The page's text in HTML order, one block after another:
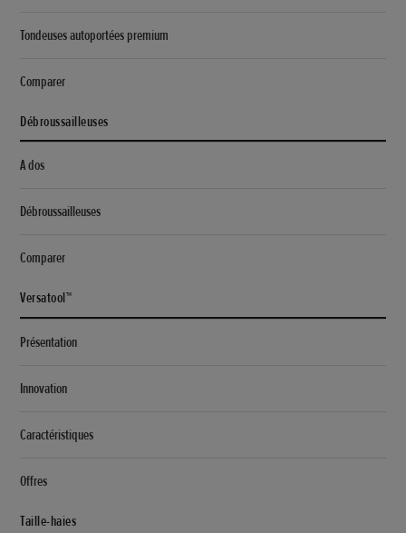
Tondeuses autoportées premium
Comparer
Débroussailleuses
A dos
Débroussailleuses
Comparer
Versatool™
Présentation
Innovation
Caractéristiques
Offres
Taille-haies